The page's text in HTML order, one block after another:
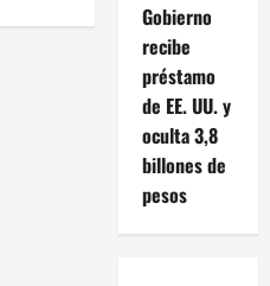
Gobierno
recibe
préstamo
de EE. UU. y
oculta 3,8
billones de
pesos